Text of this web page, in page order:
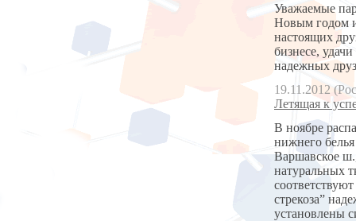
Уважаемые
Новым годом
настоящих
бизнесе,
надежных
19.11.2012
Летящая к
В ноябре
нижнего
Варшавское
натуральных
стрекоза”
установлены